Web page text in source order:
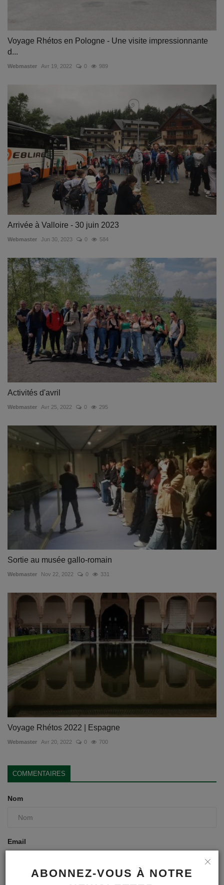
ABONNEZ-VOUS À NOTRE
Voyage Rhétos en Pologne - Une visite impressionnante
d...
Webmaster Avr 19, 2022 0 989
Arrivée à Valloire - 30 juin 2023
Webmaster Jun 30, 2023 0 584
Activités d'avril
Webmaster Avr 25, 2022 0 295
Sortie au musée gallo-romain
Webmaster Nov 22, 2022 0 331
Voyage Rhétos 2022 | Espagne
Webmaster Avr 20, 2022 0 700
COMMENTAIRES
Nom
Email